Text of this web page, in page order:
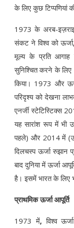
के लिए कुछ टिप्पणियां
1973 के अरब-
संकट ने विश्व को ऊर्जा
मूल्य के प्रति आगाह
सुनिश्चित करने के लिए
किया। 1973 और
परिदृश्य को देखना
एनर्जी स्टेटिस्टिक्स
यह सारांश रूप में भी
पहले) और 2014 में
दिलचस्प ऊर्जा
बाद दुनिया में ऊर्जा
है। इसमें भारत के लिए
प्राथमिक ऊर्जा आपूर्ति
1973 में,विश्व